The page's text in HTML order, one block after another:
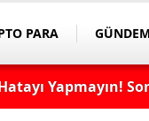
PARA GÜNDEM
Yapmayın!